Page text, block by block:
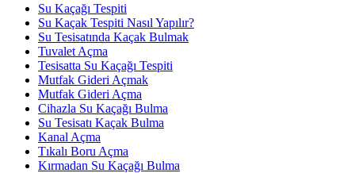
Su Kaçağı Tespiti
Su Kaçak Tespiti Nasıl Yapılır?
Su Tesisatında Kaçak Bulmak
Tuvalet Açma
Tesisatta Su Kaçağı Tespiti
Mutfak Gideri Açmak
Mutfak Gideri Açma
Cihazla Su Kaçağı Bulma
Su Tesisatı Kaçak Bulma
Kanal Açma
Tıkalı Boru Açma
Kırmadan Su Kaçağı Bulma